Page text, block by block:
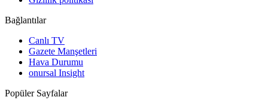
Bağlantılar
Canlı TV
Gazete Manşetleri
Hava Durumu
onursal Insight
Popüler Sayfalar